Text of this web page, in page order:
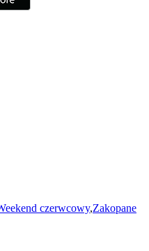
czerwcowy,Zakopane